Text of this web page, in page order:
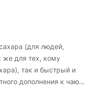
(для людей,
же для тех, кому
так и быстрый и
дополнения к чаю –
темным